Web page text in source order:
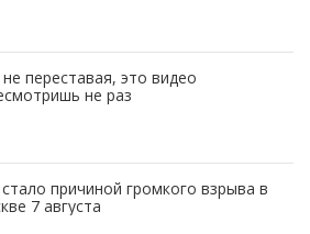
переставая, это видео
не раз
причиной громкого взрыва в
7 августа